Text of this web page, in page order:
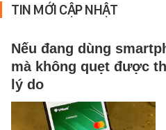
TIN MỚI CẬP NHẬT
Nếu đang dùng
mà không quẹt được
lý do